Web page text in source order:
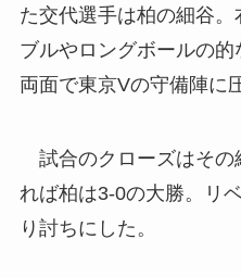
た交代選手は柏の細谷
ブルやロングボールの
両面で東京Vの守備陣に
試合のクローズはその
れば柏は3-0の大勝。リ
り討ちにした。